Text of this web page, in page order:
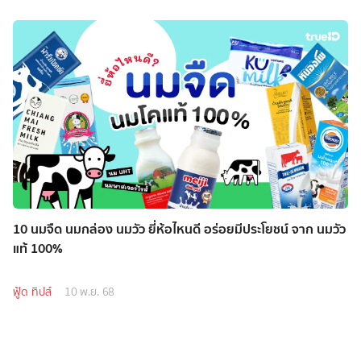
10 นมจืด นมกล่อง นมวัว ยี่ห้อไหนดี อร่อยมีประโยชน์ จาก นมวัว
แท้ 100%
ฟู้ด ทิปส์ 10 พ.ย. 68